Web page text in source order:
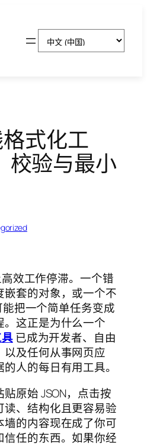
择
式化工
校验与最小
效工作停滞。一个错
套的对象，或一个不
把一个简单任务变成
这正是为什么一个
已成为开发者、自由
及任何从事网页应
人的每日有用工具。
原始 JSON，点击按
、结构化且更容易验
的内容现在成了你可
信任的东西。如果你经